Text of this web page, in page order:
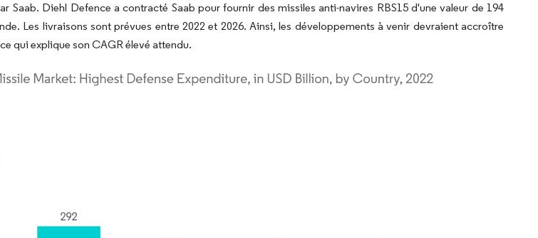
Saab. Diehl Defence a contracté Saab pour fournir des missiles anti-navires RBS15 d'une valeur de 194
Les livraisons sont prévues entre 2022 et 2026. Ainsi, les développements à venir devraient accroître
qui explique son CAGR élevé attendu.